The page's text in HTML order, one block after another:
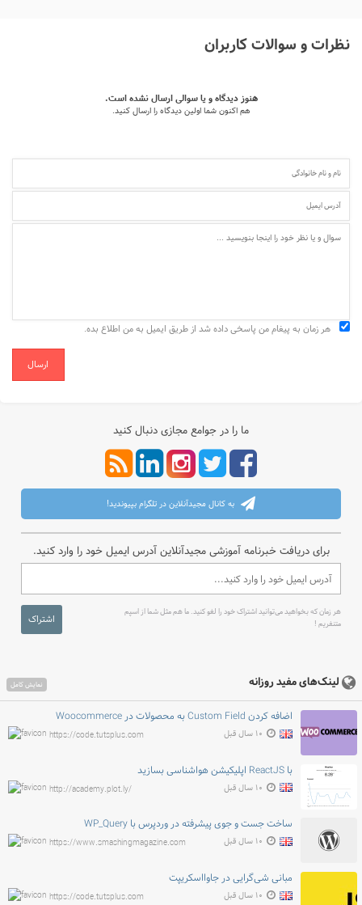
نظرات و سوالات کاربران
هنوز دیدگاه و یا سوالی ارسال نشده است.
هم اکنون شما اولین دیدگاه را ارسال کنید.
هر زمان به پیغام من پاسخی داده شد از طریق ایمیل به من اطلاع بده.
ارسال
ما را در جوامع مجازی دنبال کنید
به کانال مجیدآنلاین در تلگرام بپیوندید!
برای دریافت خبرنامه آموزشی مجیدآنلاین آدرس ایمیل خود را وارد کنید.
هر زمان که بخواهید می‌توانید اشتراک خود را لغو کنید. ما هم مثل شما از اسپم
متنفریم !
اشتراک
لینک‌های مفید روزانه نمایش کامل
اضافه کردن Custom Field به محصولات در Woocommerce
https://code.tutsplus.com ۱۰ سال قبل
با ReactJS اپلیکیشن هواشناسی بسازید
http://academy.plot.ly/ ۱۰ سال قبل
ساخت جست و جوی پیشرفته در وردپرس با WP_Query
https://www.smashingmagazine.com ۱۰ سال قبل
مبانی شی‌گرایی در جاوااسکریپت
https://code.tutsplus.com ۱۰ سال قبل